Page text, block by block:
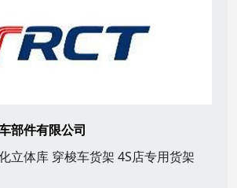
部件有限公司
立体库 穿梭车货架 4S店专用货架